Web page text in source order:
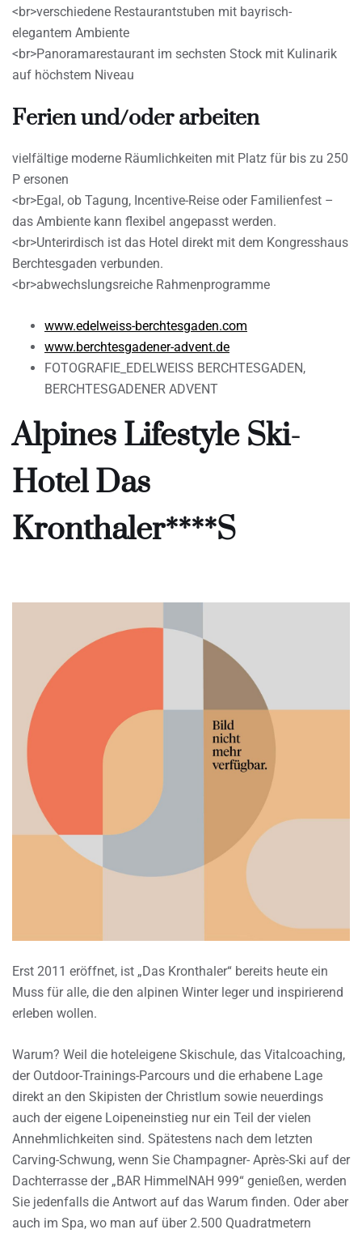
<br>verschiedene Restaurantstuben mit bayrisch-
elegantem Ambiente
<br>Panoramarestaurant im sechsten Stock mit Kulinarik
auf höchstem Niveau
Ferien und/oder arbeiten
vielfältige moderne Räumlichkeiten mit Platz für bis zu 250
P ersonen
<br>Egal, ob Tagung, Incentive-Reise oder Familienfest –
das Ambiente kann flexibel angepasst werden.
<br>Unterirdisch ist das Hotel direkt mit dem Kongresshaus
Berchtesgaden verbunden.
<br>abwechslungsreiche Rahmenprogramme
www.edelweiss-berchtesgaden.com
www.berchtesgadener-advent.de
FOTOGRAFIE_EDELWEISS BERCHTESGADEN,
BERCHTESGADENER ADVENT
Alpines Lifestyle Ski-
Hotel Das
Kronthaler****S
Erst 2011 eröffnet, ist „Das Kronthaler“ bereits heute ein
Muss für alle, die den alpinen Winter leger und inspirierend
erleben wollen.
Warum? Weil die hoteleigene Skischule, das Vitalcoaching,
der Outdoor-Trainings-Parcours und die erhabene Lage
direkt an den Skipisten der Christlum sowie neuerdings
auch der eigene Loipeneinstieg nur ein Teil der vielen
Annehmlichkeiten sind. Spätestens nach dem letzten
Carving-Schwung, wenn Sie Champagner- Après-Ski auf der
Dachterrasse der „BAR HimmelNAH 999“ genießen, werden
Sie jedenfalls die Antwort auf das Warum finden. Oder aber
auch im Spa, wo man auf über 2.500 Quadratmetern